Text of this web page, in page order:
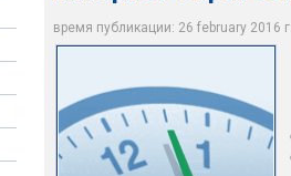
время публикации: 26 february 2016
Google+